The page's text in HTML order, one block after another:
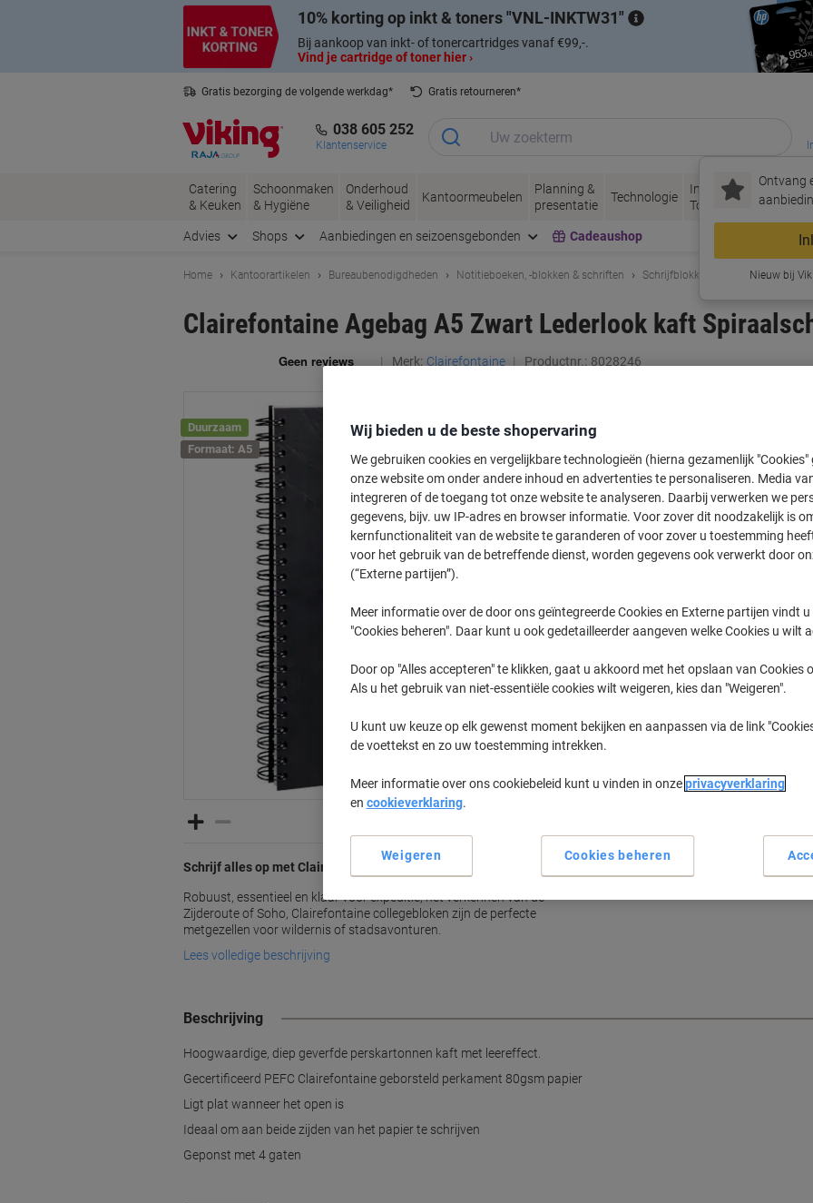
10% korting op inkt & toners VNL-INKTW31
Bij aankoop van inkt- of tonercartridges vanaf €99,-.
Vind je cartridge of toner hier ›
Gratis bezorging de volgende werkdag*
Gratis retourneren*
038 605 252
Klantenservice
Ontvang
Nieuw bij
Catering
& Keuken
Schoonmaken
& Hygiëne
Onderhoud
& Veiligheid
Kantoormeubelen
Planning &
presentatie
Technologie
Inkt &
Toner
Papier,
& Verpakken
Advies Shops Aanbiedingen en seizoensgebonden Cadeaushop
Home Kantoorartikelen Bureaubenodigdheden Notitieboeken, -blokken & schriften Schrijfblokken & notitieboeken
Clairefontaine Agebag A5 Zwart Lederlook kaft
Merk: Clairefontaine Productnr.: 8028246
Duurzaam
Formaat: A5
Schrijf alles op met Clairefontaine
Robuust, essentieel en klaar voor expeditie, het verkennen van de
Zijderoute of Soho, Clairefontaine collegebloken zijn de perfecte
metgezellen voor wildernis of stadsavonturen.
Lees volledige beschrijving
Aantal Excl. btw
1-4Stuks 7,79 €
5-9Stuks 6,79 € -12%
Momenteel op voorraad Levertijd
Aantal
Beschrijving
Hoogwaardige, diep geverfde perskartonnen kaft met leereffect.
Gecertificeerd PEFC Clairefontaine geborsteld perkament 80gsm papier
Ligt plat wanneer het open is
Ideaal om aan beide zijden van het papier te schrijven
Geponst met 4 gaten
Wij bieden u de beste shopervaring
We gebruiken cookies en vergelijkbare technologieën (hierna gezamenlijk "Cookies"
onze website om onder andere inhoud en advertenties te personaliseren. Media
integreren of de toegang tot onze website te analyseren. Daarbij verwerken we
gegevens, bijv. uw IP-adres en browser informatie. Voor zover dit noodzakelijk is
kernfunctionaliteit van de website te garanderen of voor zover u toestemming
voor het gebruik van de betreffende dienst, worden gegevens ook verwerkt door
(“Externe partijen”).
Meer informatie over de door ons geïntegreerde Cookies en Externe partijen vindt u
"Cookies beheren". Daar kunt u ook gedetailleerder aangeven welke Cookies u wilt
Door op "Alles accepteren" te klikken, gaat u akkoord met het opslaan van Cookies
Als u het gebruik van niet-essentiële cookies wilt weigeren, kies dan "Weigeren".
U kunt uw keuze op elk gewenst moment bekijken en aanpassen via de link
de voettekst en zo uw toestemming intrekken.
Meer informatie over ons cookiebeleid kunt u vinden in onzeprivacyverklaring
en cookieverklaring.
Cookies beheren
Weigeren